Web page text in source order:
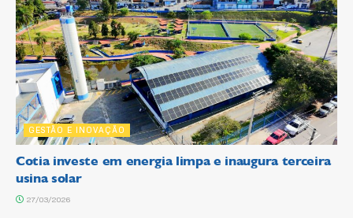
GESTÃO E INOVAÇÃO
Cotia investe em energia limpa e inaugura terceira
usina solar
27/03/2026